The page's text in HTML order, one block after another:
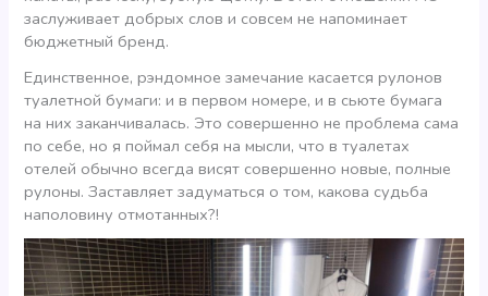
заслуживает добрых слов и совсем не напоминает
бюджетный бренд.
Единственное, рэндомное замечание касается рулонов
туалетной бумаги: и в первом номере, и в сьюте бумага
на них заканчивалась. Это совершенно не проблема сама
по себе, но я поймал себя на мысли, что в туалетах
отелей обычно всегда висят совершенно новые, полные
рулоны. Заставляет задуматься о том, какова судьба
наполовину отмотанных?!